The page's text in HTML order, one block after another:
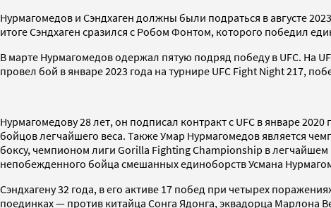
Нурмагомедов и Сэндхаген должны были подраться в августе
итоге Сэндхаген сразился с Робом Фонтом, которого победил
В марте Нурмагомедов одержал пятую подряд победу в UFC. На
провел бой в январе 2023 года на турнире UFC Fight Night 217,
Нурмагомедову 28 лет, он подписал контракт с UFC в январе
бойцов легчайшего веса. Также Умар Нурмагомедов является
боксу, чемпионом лиги Gorilla Fighting Championship в
непобежденного бойца смешанных единоборств Усмана
Сэндхагену 32 года, в его активе 17 побед при четырех
поединках — против китайца Сонга Ядонга, эквадорца Марлона